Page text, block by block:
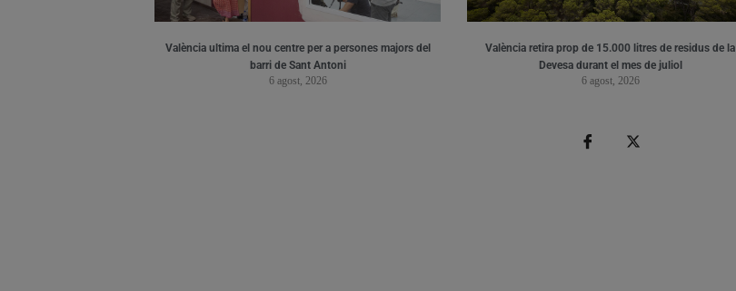
València ultima el nou centre per a persones majors del
barri de Sant Antoni
6 agost, 2026
València retira prop de 15.000 litres de residus de la
Devesa durant el mes de juliol
6 agost, 2026